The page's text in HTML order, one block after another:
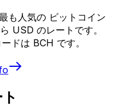
も人気の ビットコイン
USD のレートです。
ドは BCH です。